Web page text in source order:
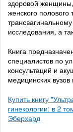
здоровой
женского
исследования, а
Книга
специалистов по
консультаций и
медицинских вузов
Купить книгу
гинекологии: в 2
Эберхард